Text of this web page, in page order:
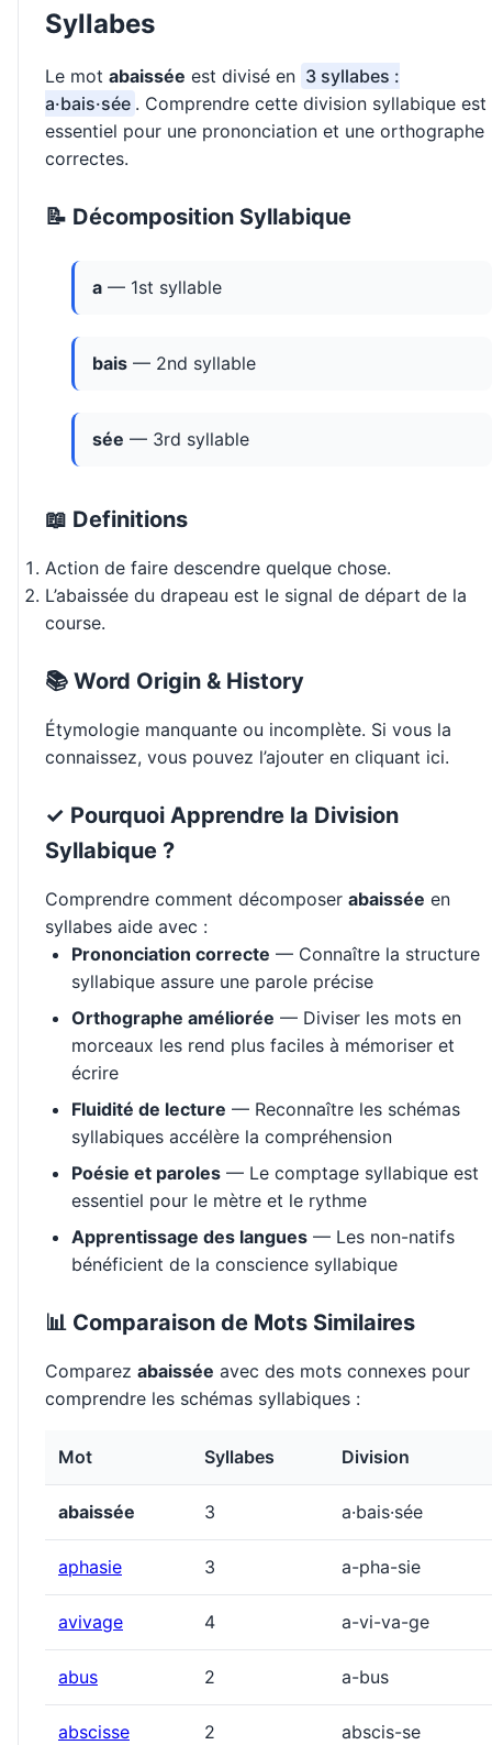
Syllabes
Le mot abaissée est divisé en 3 syllabes :
a·bais·sée . Comprendre cette division syllabique est
essentiel pour une prononciation et une orthographe
correctes.
📝 Décomposition Syllabique
a — 1st syllable
bais — 2nd syllable
sée — 3rd syllable
📖 Definitions
Action de faire descendre quelque chose.
L’abaissée du drapeau est le signal de départ de la
course.
📚 Word Origin & History
Étymologie manquante ou incomplète. Si vous la
connaissez, vous pouvez l’ajouter en cliquant ici.
✓ Pourquoi Apprendre la Division
Syllabique ?
Comprendre comment décomposer abaissée en
syllabes aide avec :
Prononciation correcte — Connaître la structure
syllabique assure une parole précise
Orthographe améliorée — Diviser les mots en
morceaux les rend plus faciles à mémoriser et
écrire
Fluidité de lecture — Reconnaître les schémas
syllabiques accélère la compréhension
Poésie et paroles — Le comptage syllabique est
essentiel pour le mètre et le rythme
Apprentissage des langues — Les non-natifs
bénéficient de la conscience syllabique
📊 Comparaison de Mots Similaires
Comparez abaissée avec des mots connexes pour
comprendre les schémas syllabiques :
Mot Syllabes Division
abaissée 3 a·bais·sée
aphasie 3 a-pha-sie
avivage 4 a-vi-va-ge
abus 2 a-bus
abscisse 2 abscis-se